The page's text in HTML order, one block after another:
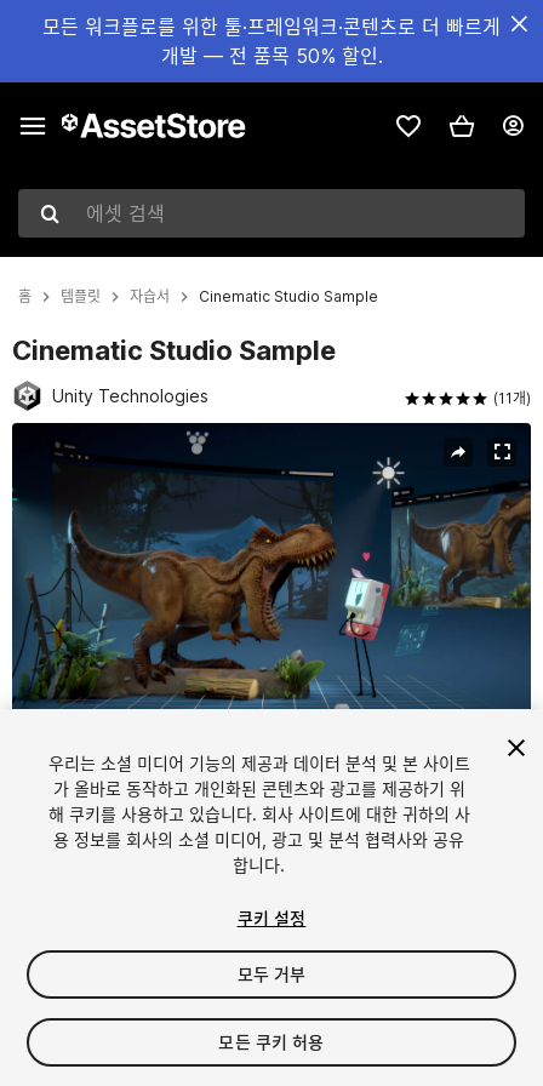
모든 워크플로를 위한 툴·프레임워크·콘텐츠로 더 빠르게
개발 — 전 품목 50% 할인.
에셋 검색
홈 템플릿 자습서 Cinematic Studio Sample
Cinematic Studio Sample
Unity Technologies (11개)
현재 슬라이드: 1 / 5
FREE
84viewsin the past week
우리는 소셜 미디어 기능의 제공과 데이터 분석 및 본 사이트
가 올바로 동작하고 개인화된 콘텐츠와 광고를 제공하기 위
해 쿠키를 사용하고 있습니다. 회사 사이트에 대한 귀하의 사
용 정보를 회사의 소셜 미디어, 광고 및 분석 협력사와 공유
합니다.
쿠키 설정
모두 거부
모든 쿠키 허용